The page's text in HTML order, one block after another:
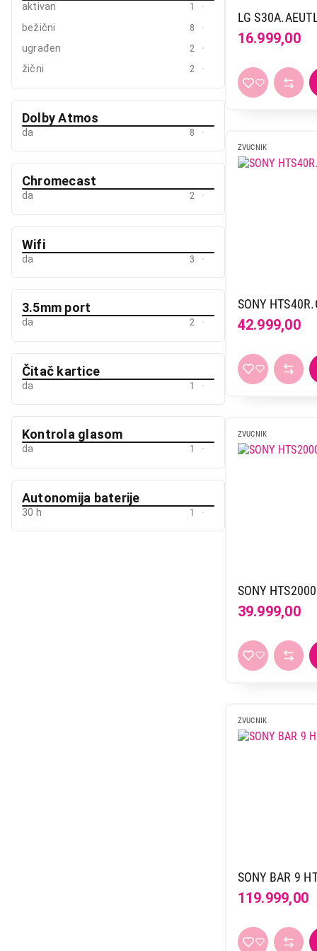
aktivan
1
bežični
8
ugrađen
2
žični
2
Dolby Atmos
da 8
Chromecast
da 2
Wifi
da 3
3.5mm port
da 2
Čitač kartice
da 1
Kontrola glasom
da 1
Autonomija baterije
30 h 1
LG
16.999,00
ZVUCNIK
SONY
42.999,00
ZVUCNIK
SONY HTS2000
39.999,00
ZVUCNIK
SONY BAR 9
119.999,00